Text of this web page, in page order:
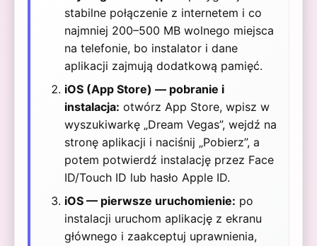
stabilne połączenie z internetem i co
najmniej 200–500 MB wolnego miejsca
na telefonie, bo instalator i dane
aplikacji zajmują dodatkową pamięć.
iOS (App Store) — pobranie i
instalacja: otwórz App Store, wpisz w
wyszukiwarkę „Dream Vegas”, wejdź na
stronę aplikacji i naciśnij „Pobierz”, a
potem potwierdź instalację przez Face
ID/Touch ID lub hasło Apple ID.
iOS — pierwsze uruchomienie: po
instalacji uruchom aplikację z ekranu
głównego i zaakceptuj uprawnienia,